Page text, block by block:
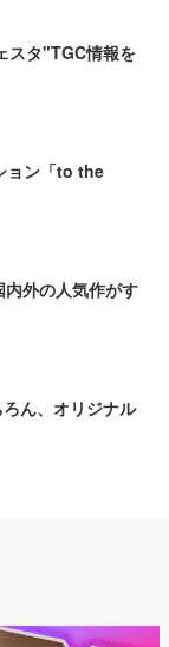
スタ"TGC情報を
ョン「to the
外の人気作がす
ん、オリジナル